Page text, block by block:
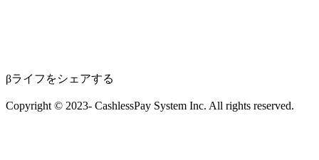
βライフをシェアする
Copyright © 2023- CashlessPay System Inc. All rights reserved.